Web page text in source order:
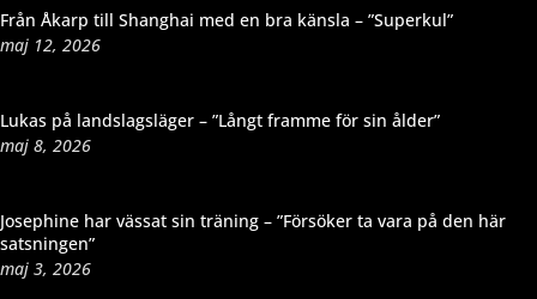
Från Åkarp till Shanghai med en bra känsla – ”Superkul”
maj 12, 2026
Lukas på landslagsläger – ”Långt framme för sin ålder”
maj 8, 2026
Josephine har vässat sin träning – ”Försöker ta vara på den här
satsningen”
maj 3, 2026